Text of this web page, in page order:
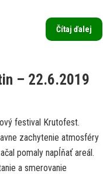
Čítaj ďalej
– 22.6.2019
festival Krutofest.
zachytenie atmosféry
pomaly napĺňať areál.
a smerovanie